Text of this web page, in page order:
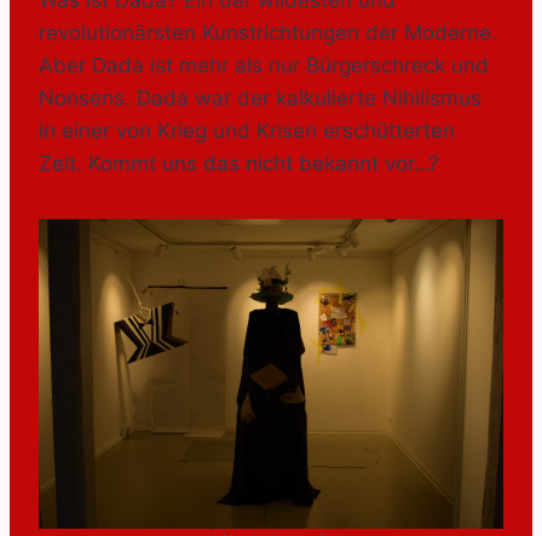
revolutionärsten Kunstrichtungen der Moderne.
Aber Dada ist mehr als nur Bürgerschreck und
Nonsens. Dada war der kalkulierte Nihilismus
in einer von Krieg und Krisen erschütterten
Zeit. Kommt uns das nicht bekannt vor…?